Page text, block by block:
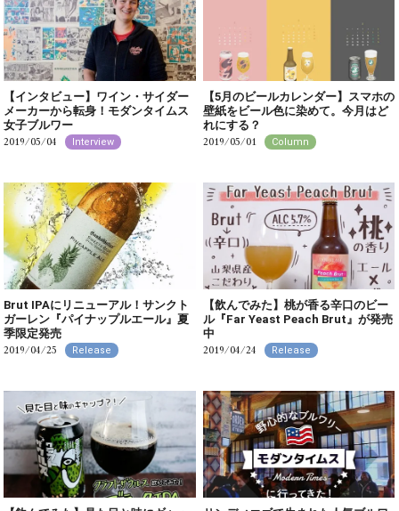
【インタビュー】ワイン・サイダー
メーカーから転身！モダンタイムス
女子ブルワー
2019/05/04 Interview
【5月のビールカレンダー】スマホの
壁紙をビール色に染めて。今月はど
れにする？
2019/05/01 Column
Brut IPAにリニューアル！サンクト
ガーレン『パイナップルエール』夏
季限定発売
2019/04/25 Release
【飲んでみた】桃が香る辛口のビー
ル『Far Yeast Peach Brut』が発売
中
2019/04/24 Release